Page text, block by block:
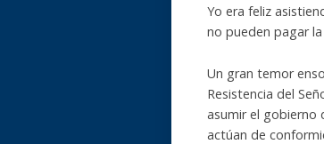
Yo era feliz
no pueden pagar
Un gran temor
Resistencia del
asumir el gobierno
actúan de